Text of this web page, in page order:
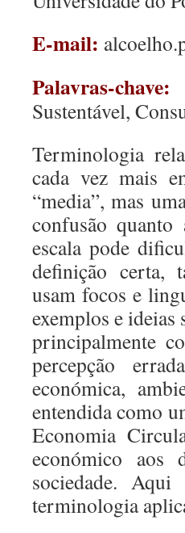
E-mail:
Palavras-chave:
Sustentável,
Terminologia
cada vez mais
“media”, mas
confusão
escala pode
definição certa,
usam focos e
exemplos e ideias
principalmente
percepção
económica,
entendida como
Economia
económico aos
sociedade. Aqui
terminologia